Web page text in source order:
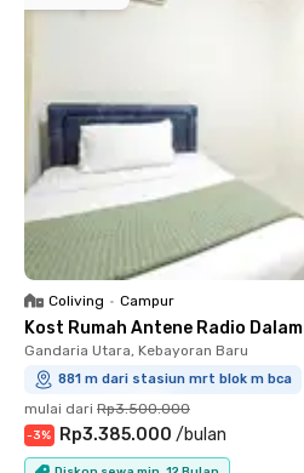
Coliving • Campur
Kost Rumah Antene Radio Dalam
Gandaria Utara, Kebayoran Baru
881 m dari stasiun mrt blok m bca
mulai dari Rp3.500.000
-3% Rp3.385.000 /bulan